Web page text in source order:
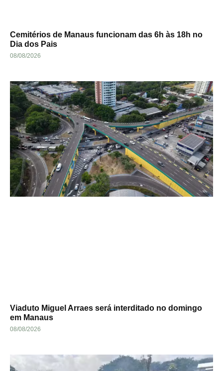
Cemitérios de Manaus funcionam das 6h às 18h no
Dia dos Pais
08/08/2026
Viaduto Miguel Arraes será interditado no domingo
em Manaus
08/08/2026